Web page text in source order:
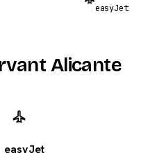
easyJet
Alicante
easyJet